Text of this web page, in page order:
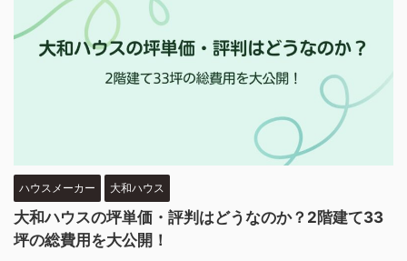
ハウスメーカー 大和ハウス
大和ハウスの坪単価・評判はどうなのか？2階建て33
坪の総費用を大公開！